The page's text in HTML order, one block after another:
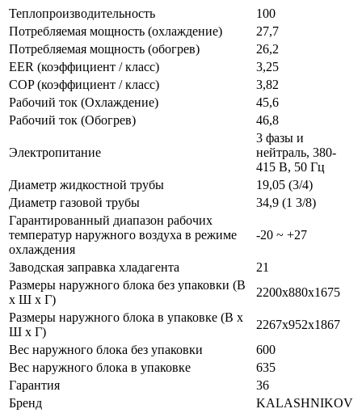
Теплопроизводительность
100
Потребляемая мощность (охлаждение)
27,7
Потребляемая мощность (обогрев)
26,2
EER (коэффициент / класс)
3,25
COP (коэффициент / класс)
3,82
Рабочий ток (Охлаждение)
45,6
Рабочий ток (Обогрев)
46,8
Электропитание
3 фазы и
нейтраль, 380-
415 В, 50 Гц
Диаметр жидкостной трубы
19,05 (3/4)
Диаметр газовой трубы
34,9 (1 3/8)
Гарантированный диапазон рабочих
температур наружного воздуха в режиме
охлаждения
-20 ~ +27
Заводская заправка хладагента
21
Размеры наружного блока без упаковки (В
х Ш х Г)
2200x880x1675
Размеры наружного блока в упаковке (В х
Ш х Г)
2267x952x1867
Вес наружного блока без упаковки
600
Вес наружного блока в упаковке
635
Гарантия
36
Бренд
KALASHNIKOV